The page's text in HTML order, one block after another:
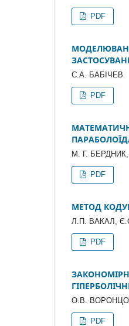
PDF
С.А. БАБІЧЕВ
PDF
М. Г. БЕРДНИК,
PDF
МЕТОД
Л.П. ВАКАЛ,
PDF
О.В.
PDF